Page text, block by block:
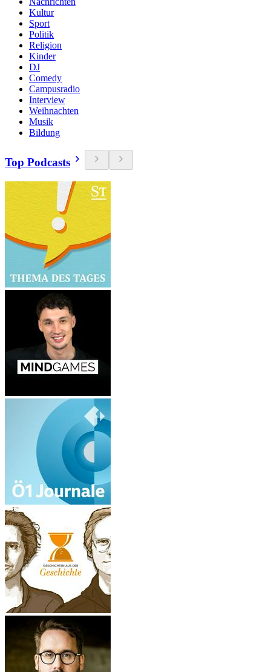
Kultur
Sport
Politik
Religion
Kinder
DJ
Comedy
Campusradio
Interview
Weihnachten
Musik
Bildung
Top Podcasts